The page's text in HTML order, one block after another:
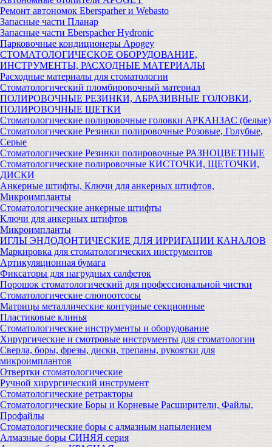
Ремонт автономок Ebersparher и Webasto
Запасные части Планар
Запасные части Eberspacher Hydronic
Парковочные кондиционеры Apogey
СТОМАТОЛОГИЧЕСКОЕ ОБОРУДОВАНИЕ,
ИНСТРУМЕНТЫ, РАСХОДНЫЕ МАТЕРИАЛЫ
Расходные материалы для стоматологии
Стоматологический пломбировочный материал
ПОЛИРОВОЧНЫЕ РЕЗИНКИ, АБРАЗИВНЫЕ ГОЛОВКИ,
ПОЛИРОВОЧНЫЕ ЩЕТКИ
Стоматологические полировочные головки АРКАНЗАС (белые)
Стоматологические Резинки полировочные Розовые, Голубые,
Серые
Стоматологические Резинки полировочные РАЗНОЦВЕТНЫЕ
Стоматологические полировочные КИСТОЧКИ, ЩЕТОЧКИ,
ДИСКИ
Анкерные штифты, Ключи для анкерных штифтов,
Микроимпланты
Стоматологические анкерные штифты
Ключи для анкерных штифтов
Микроимпланты
ИГЛЫ ЭНДОДОНТИЧЕСКИЕ ДЛЯ ИРРИГАЦИИ КАНАЛОВ
Маркировка для стоматологических инструментов
Артикуляционная бумага
Фиксаторы для нагрудных салфеток
Порошок стоматологический для профессиональной чистки
Стоматологические слюноотсосы
Матрицы металлические контурные секционные
Пластиковые клинья
Стоматологические инструменты и оборудование
Хирургические и смотровые инструменты для стоматологии
Сверла, боры, фрезы, диски, трепаны, рукоятки для
микроимплантов
Отвертки стоматологические
Ручной хирургический инструмент
Стоматологические ретракторы
Стоматологические Боры и Корневые Расширители, Файлы,
Профайлы
Стоматологические боры с алмазным напылением
Алмазные боры СИНЯЯ серия